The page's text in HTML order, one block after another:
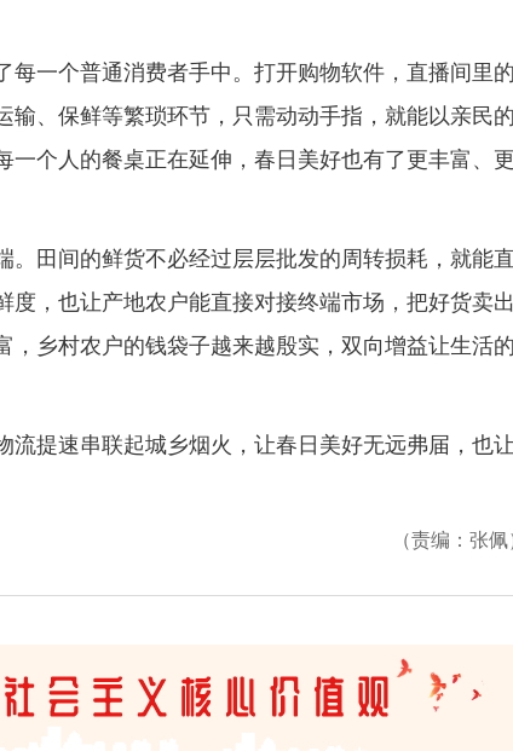
一个普通消费者手中。打开购物软件，直播间里的
输、保鲜等繁琐环节，只需动动手指，就能以亲民的
一个人的餐桌正在延伸，春日美好也有了更丰富、更
田间的鲜货不必经过层层批发的周转损耗，就能直
度，也让产地农户能直接对接终端市场，把好货卖出
，乡村农户的钱袋子越来越殷实，双向增益让生活的
提速串联起城乡烟火，让春日美好无远弗届，也让
（责编：张佩